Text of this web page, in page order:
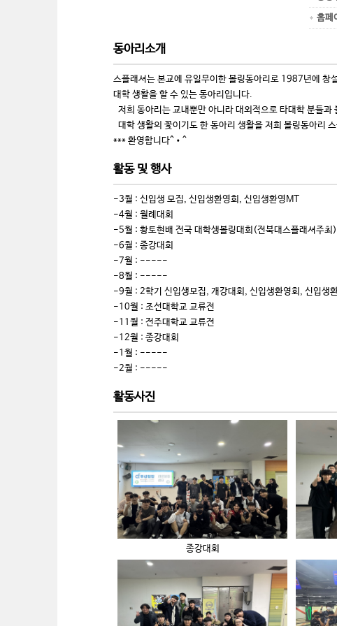
홈페
동아리소개
스플래셔는 본교에 유일무이한 볼링동아리로 1987년에 창
대학 생활을 할 수 있는 동아리입니다.
저희 동아리는 교내뿐만 아니라 대외적으로 타대학 분들
대학 생활의 꽃이기도 한 동아리 생활을 저희 볼링동아리
*** 환영합니다^•^
활동 및 행사
-3월 : 신입생 모집, 신입생환영회, 신입생환영MT
-4월 : 월례대회
-5월 : 황토현배 전국 대학생볼링대회(전북대스플래셔주최)
-6월 : 종강대회
-7월 : -----
-8월 : -----
-9월 : 2학기 신입생모집, 개강대회, 신입생환영회, 신입생
-10월 : 조선대학교 교류전
-11월 : 전주대학교 교류전
-12월 : 종강대회
-1월 : -----
-2월 : -----
활동사진
종강대회